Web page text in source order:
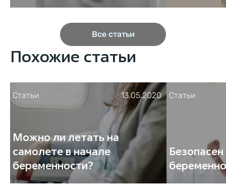
Все статьи
Похожие статьи
Статьи 13.05.2020
Можно ли летать на
самолете в начале
беременности?
Статьи